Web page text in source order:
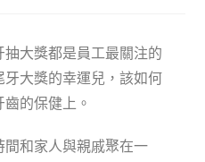
大獎都是員工最關注的
大獎的幸運兒，該如何
的保健上。
和家人與親戚聚在一